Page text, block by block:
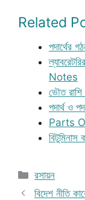
Related
পদার্থের
Notes
ভৌত রাশি
পদার্থ ও
Parts
বিটুমিনাস
Categories
রসায়ন
বিদেশ নীতি